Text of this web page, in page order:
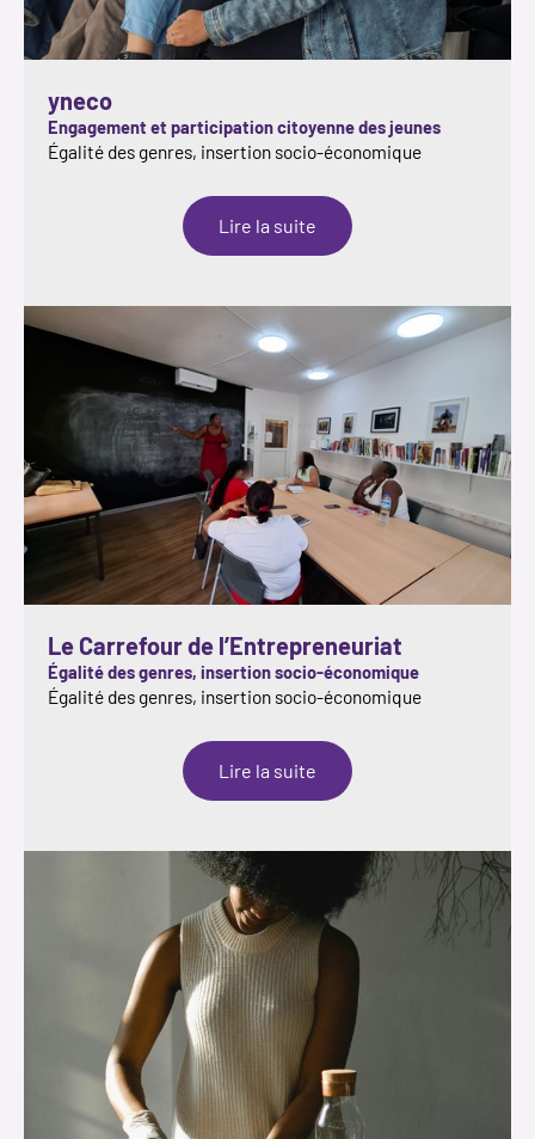
yneco
Engagement et participation citoyenne des jeunes
Égalité des genres, insertion socio-économique
Lire la suite
yneco
Le Carrefour de l’Entrepreneuriat
Égalité des genres, insertion socio-économique
Égalité des genres, insertion socio-économique
Lire la suite
Carrefour